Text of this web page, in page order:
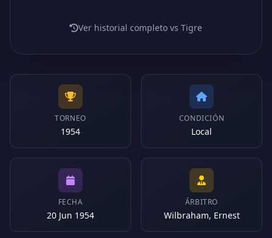
Ver historial completo vs Tigre
TORNEO
1954
CONDICIÓN
Local
FECHA
20 Jun 1954
ÁRBITRO
Wilbraham, Ernest